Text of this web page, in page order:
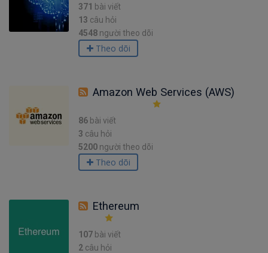
371 bài viết
13 câu hỏi
4548 người theo dõi
Theo dõi
Amazon Web Services (AWS)
86 bài viết
3 câu hỏi
5200 người theo dõi
Theo dõi
Ethereum
107 bài viết
2 câu hỏi